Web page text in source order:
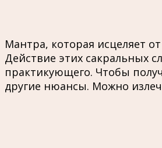
Мантра, которая исцеляет
Действие этих сакральных
практикующего. Чтобы
другие нюансы. Можно